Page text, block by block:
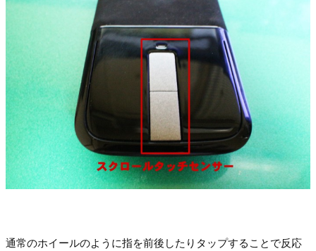
通常のホイールのように指を前後したりタップすることで反応